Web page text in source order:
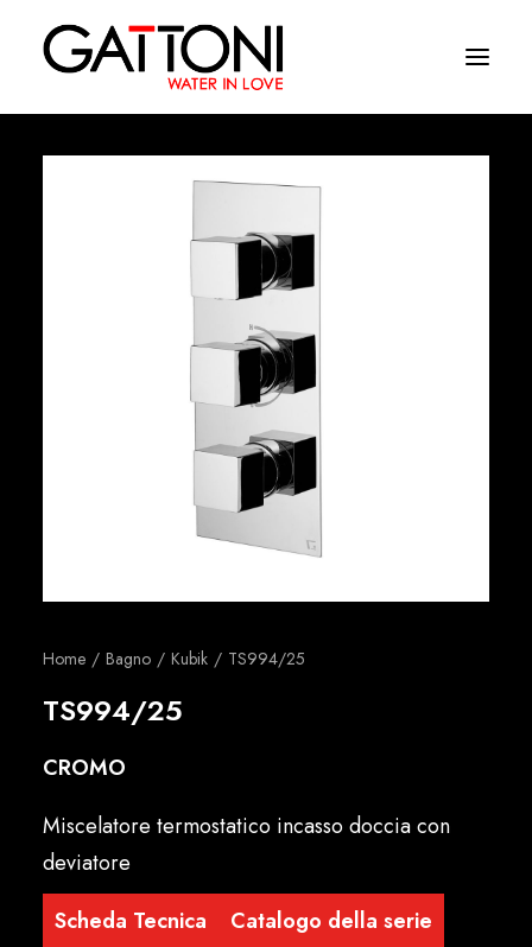
Dove acquistare
Home Bagno Kubik TS994/25
TS994/25
CROMO
Miscelatore termostatico incasso doccia con
deviatore
Scheda Tecnica
Catalogo della serie